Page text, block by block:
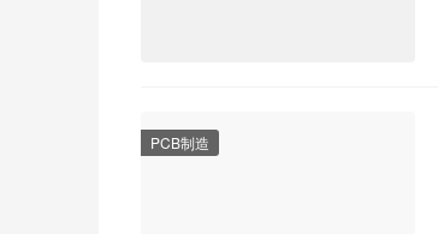
PCB制造